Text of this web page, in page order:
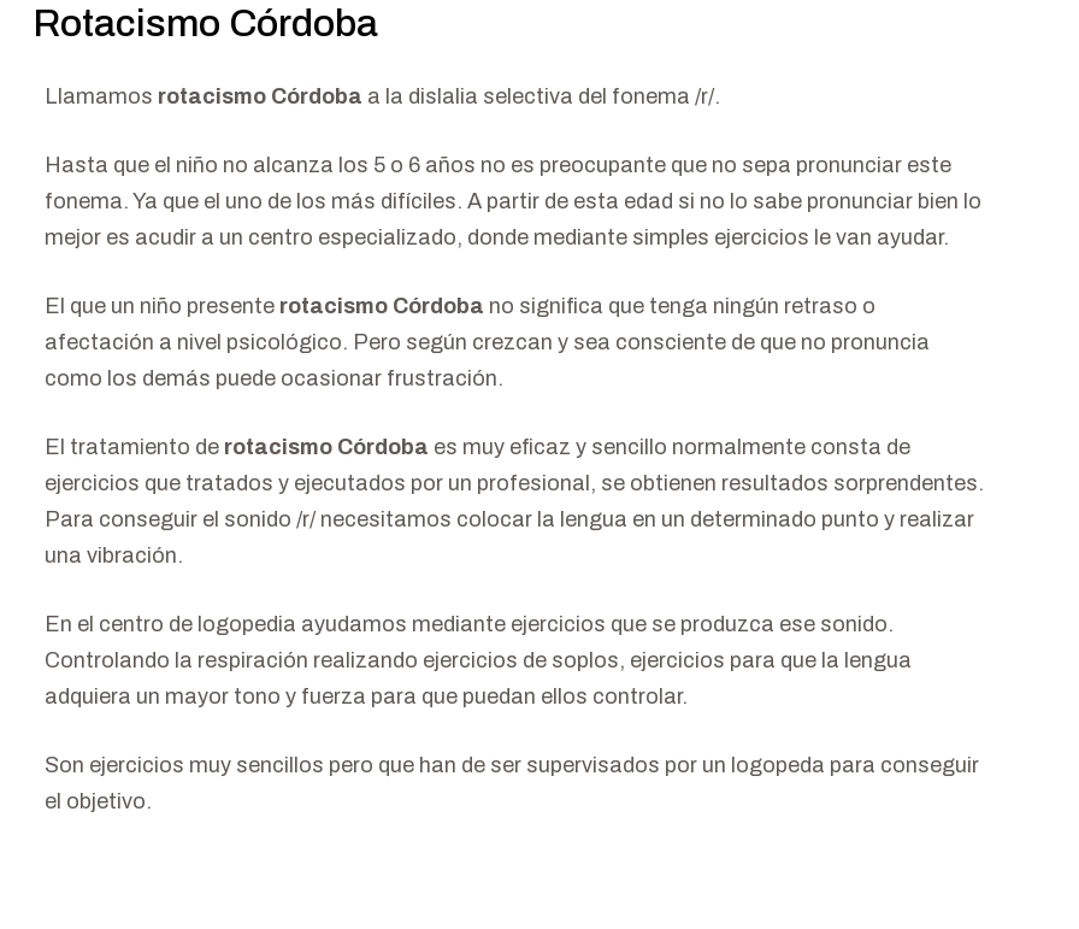
Rotacismo Córdoba
Llamamos rotacismo Córdoba a la dislalia selectiva del fonema /r/.
Hasta que el niño no alcanza los 5 o 6 años no es preocupante que no sepa pronunciar este
fonema. Ya que el uno de los más difíciles. A partir de esta edad si no lo sabe pronunciar bien lo
mejor es acudir a un centro especializado, donde mediante simples ejercicios le van ayudar.
El que un niño presente rotacismo Córdoba no significa que tenga ningún retraso o
afectación a nivel psicológico. Pero según crezcan y sea consciente de que no pronuncia
como los demás puede ocasionar frustración.
El tratamiento de rotacismo Córdoba es muy eficaz y sencillo normalmente consta de
ejercicios que tratados y ejecutados por un profesional, se obtienen resultados sorprendentes.
Para conseguir el sonido /r/ necesitamos colocar la lengua en un determinado punto y realizar
una vibración.
En el centro de logopedia ayudamos mediante ejercicios que se produzca ese sonido.
Controlando la respiración realizando ejercicios de soplos, ejercicios para que la lengua
adquiera un mayor tono y fuerza para que puedan ellos controlar.
Son ejercicios muy sencillos pero que han de ser supervisados por un logopeda para conseguir
el objetivo.